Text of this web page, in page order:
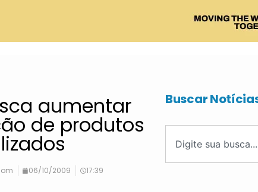
aumentar
de produtos
06/10/2009 17:39
Buscar